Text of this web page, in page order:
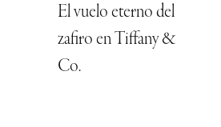
El vuelo eterno del
zafiro en Tiffany &
Co.